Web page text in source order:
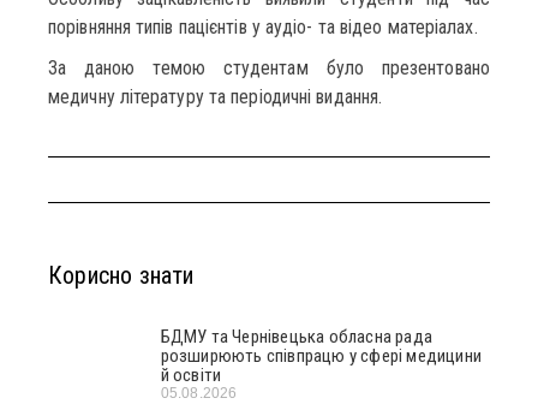
порівняння типів пацієнтів у аудіо- та відео матеріалах.
За даною темою студентам було презентовано
медичну літературу та періодичні видання.
Корисно знати
БДМУ та Чернівецька обласна рада
розширюють співпрацю у сфері медицини
й освіти
05.08.2026